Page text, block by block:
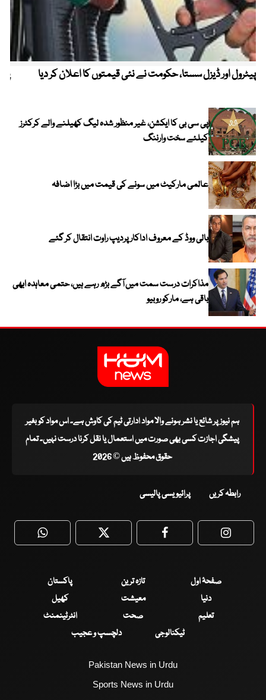
پیٹرول اور ڈیزل سستا، حکومت نے نئی قیمتوں کا اعلان کر دیا
پی سی بی کا ایکشن، غیر منظور شدہ لیگ کھیلنے والے کرکٹرز
کیلئے سخت وارننگ
عالمی مارکیٹ میں سونے کی قیمت میں بڑا اضافہ
بالی ووڈ کے معروف اداکار پردیپ راوت انتقال کر گئے
مذاکرات درست سمت میں آگے بڑھ رہے ہیں، حتمی معاہدہ ابھی
باقی ہے، مارکو روبیو
ہم نیوز پر شائع یا نشر ہونے والا مواد ادارتی ٹیم کی کاوش ہے۔ اس مواد کو بغیر
پیشگی اجازت کسی بھی صورت میں استعمال یا نقل کرنا درست نہیں۔ تمام
حقوق محفوظ ہیں © 2026
رابطہ کریں پرائیویسی پالیسی
WhatsApp Twitter Facebook
صفحۂ اول تازہ ترین
پاکستان
دنیا
معیشت
کھیل
تعلیم
صحت
انٹرٹینمنٹ
ٹیکنالوجی
دلچسپ و عجیب
Pakistan News in Urdu
Sports News in Urdu